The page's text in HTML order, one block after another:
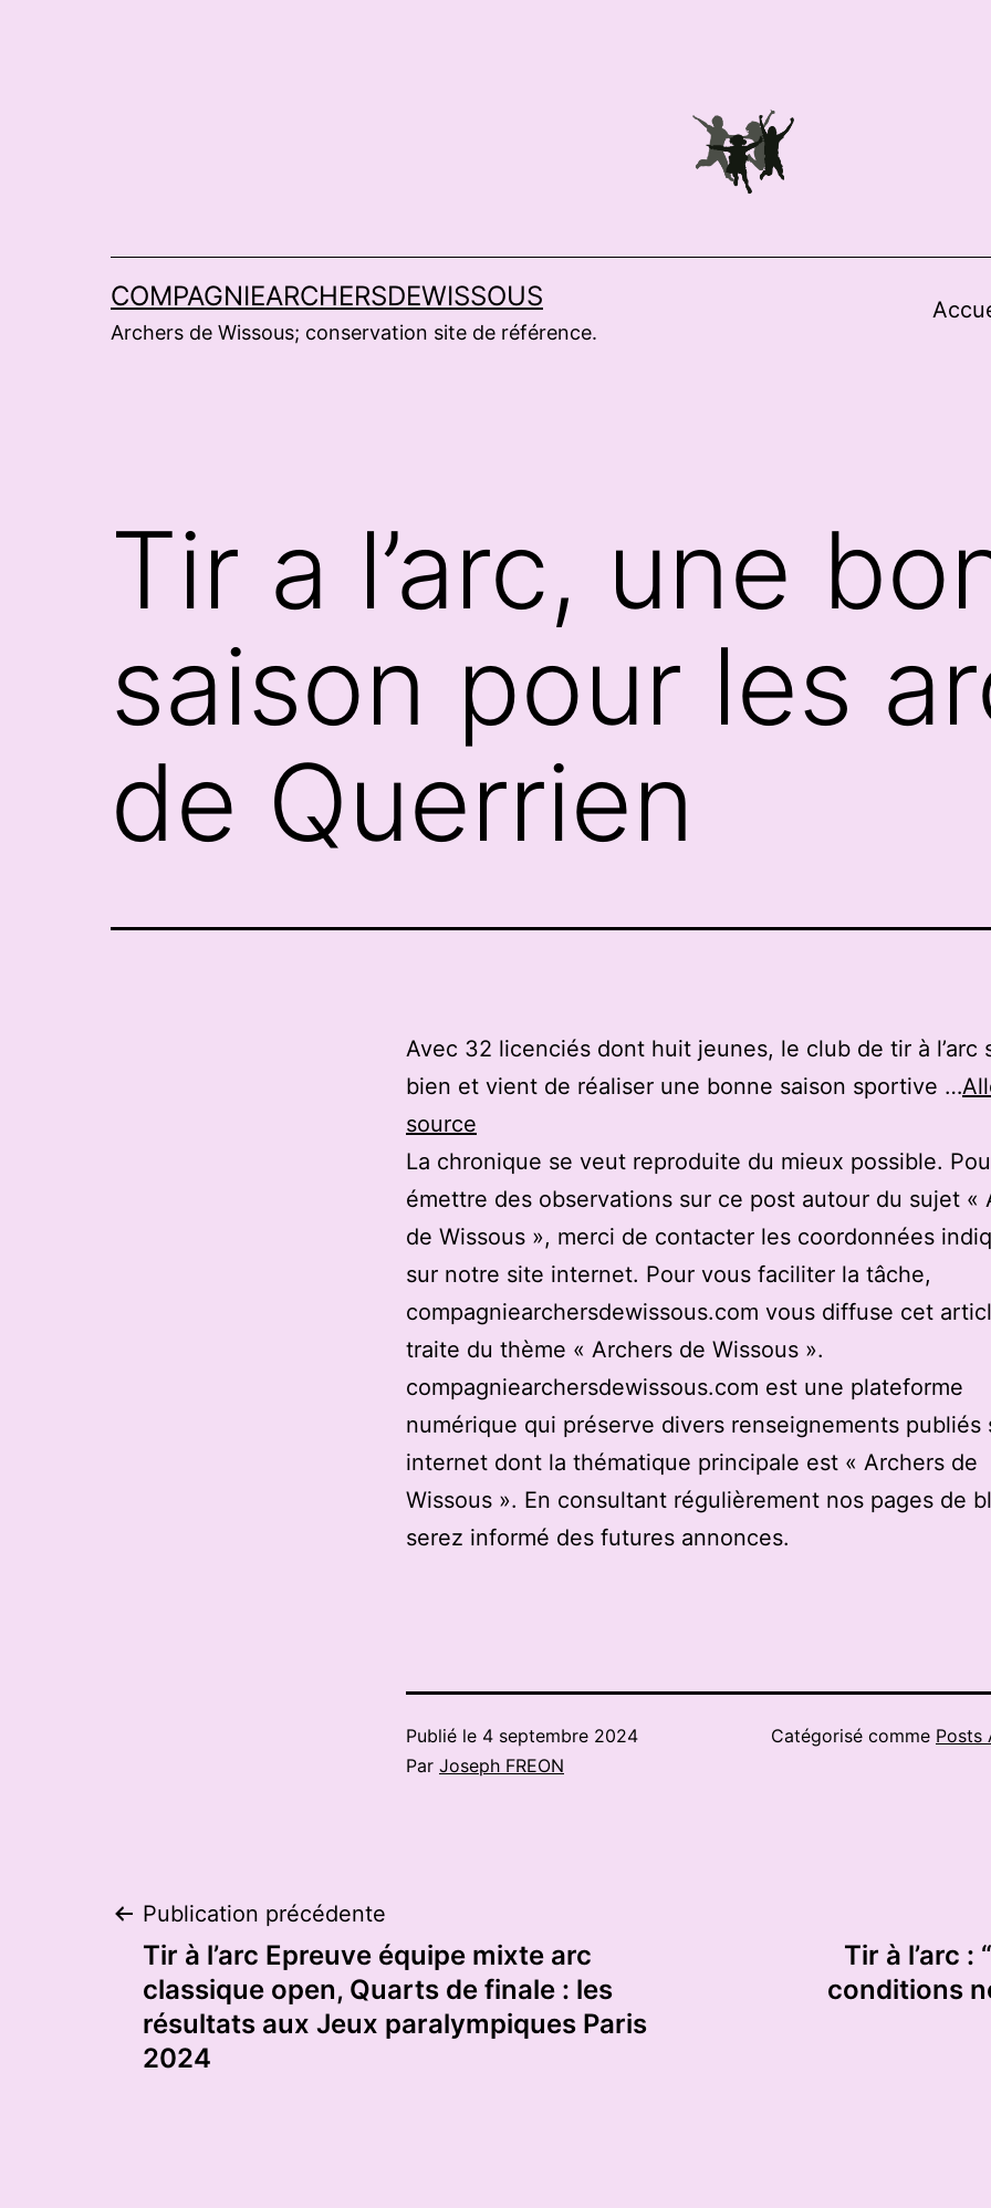
COMPAGNIEARCHERSDEWISSOUS
Archers de Wissous; conservation site de référence.
Tir a l’arc, une
saison pour les
de Querrien
Avec 32 licenciés dont huit jeunes, le club de tir à l’arc
bien et vient de réaliser une bonne saison sportive …
source
La chronique se veut reproduite du mieux possible.
émettre des observations sur ce post autour du sujet «
de Wissous », merci de contacter les coordonnées
sur notre site internet. Pour vous faciliter la tâche,
compagniearchersdewissous.com vous diffuse cet
traite du thème « Archers de Wissous ».
compagniearchersdewissous.com est une plateforme
numérique qui préserve divers renseignements publiés
internet dont la thématique principale est « Archers de
Wissous ». En consultant régulièrement nos pages de
serez informé des futures annonces.
Publié le 4 septembre 2024
Par Joseph FREON
Catégorisé comme Posts
Navigation
de
l’article
Publication précédente
Tir à l’arc Epreuve équipe mixte arc
classique open, Quarts de finale : les
résultats aux Jeux paralympiques Paris
2024
Tir à l’arc
conditions